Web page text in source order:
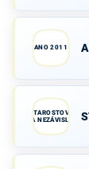
ANO 2011
STAROSTOVÉ
A NEZÁVISLÍ